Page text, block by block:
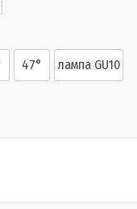
47° лампа GU10